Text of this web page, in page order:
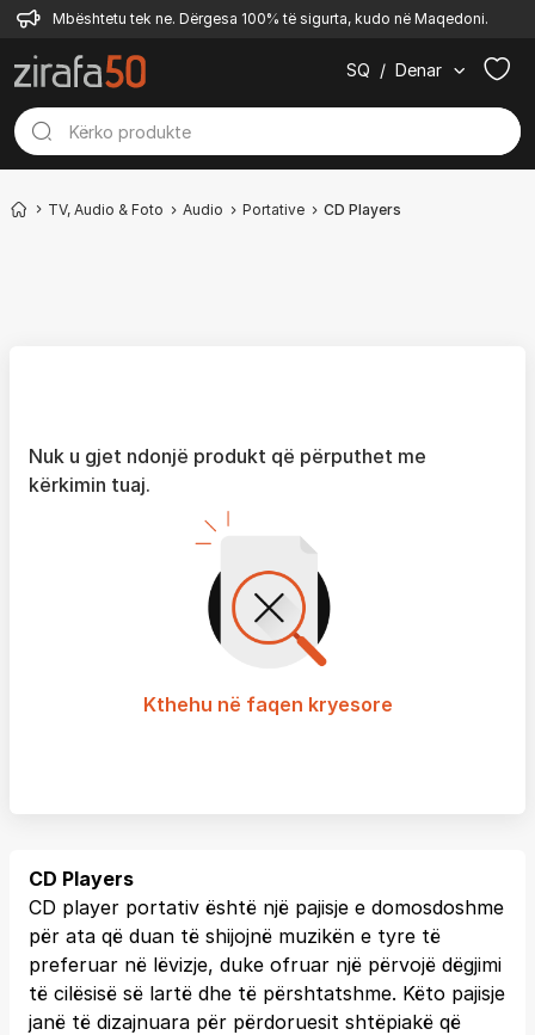
Mbështetu tek ne. Dërgesa 100% të sigurta, kudo në Maqedoni.
SQ / Denar
TV, Audio & Foto Audio Portative CD Players
Nuk u gjet ndonjë produkt që përputhet me
kërkimin tuaj.
Kthehu në faqen kryesore
CD Players
CD player portativ është një pajisje e domosdoshme
për ata që duan të shijojnë muzikën e tyre të
preferuar në lëvizje, duke ofruar një përvojë dëgjimi
të cilësisë së lartë dhe të përshtatshme. Këto pajisje
janë të dizajnuara për përdoruesit shtëpiakë që